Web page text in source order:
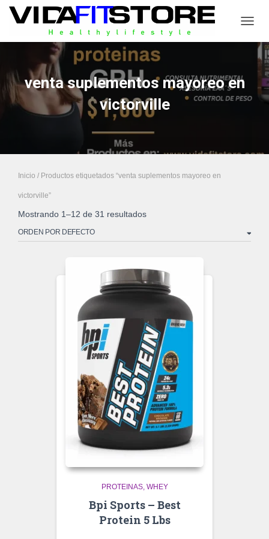
venta suplementos mayoreo en
victorville
Inicio / Productos etiquetados “venta suplementos mayoreo en
victorville”
Mostrando 1–12 de 31 resultados
PROTEINAS WHEY
Bpi Sports – Best
Protein 5 Lbs